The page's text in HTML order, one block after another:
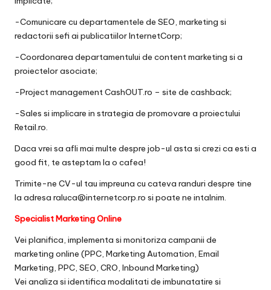
-Comunicare cu departamentele de SEO, marketing si
redactorii sefi ai publicatiilor InternetCorp;
-Coordonarea departamentului de content marketing si a
proiectelor asociate;
-Project management CashOUT.ro – site de cashback;
-Sales si implicare in strategia de promovare a proiectului
Retail.ro.
Daca vrei sa afli mai multe despre job-ul asta si crezi ca esti a
good fit, te asteptam la o cafea!
Trimite-ne CV-ul tau impreuna cu cateva randuri despre tine
la adresa raluca@internetcorp.ro si poate ne intalnim.
Specialist Marketing Online
Vei planifica, implementa si monitoriza campanii de
marketing online (PPC, Marketing Automation, Email
Marketing, PPC, SEO, CRO, Inbound Marketing)
Vei analiza si identifica modalitati de imbunatatire si